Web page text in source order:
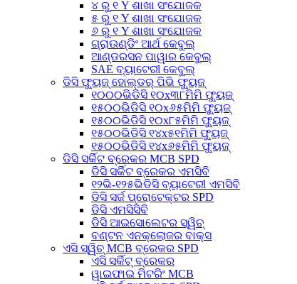
୪ ରୁ ୧ Y ଶାଖା ସଂଯୋଜକ
୫ ରୁ ୧ Y ଶାଖା ସଂଯୋଜକ
୬ ରୁ ୧ Y ଶାଖା ସଂଯୋଜକ
ଗ୍ରାଉଣ୍ଡିଂ ଆର୍ଥ କେବୁଲ୍
ଆଣ୍ଡରସନ ପାୱାର କେବୁଲ୍
SAE ବ୍ୟାଟେରୀ କେବୁଲ୍
ଡିସି ଫ୍ୟୁଜ୍ ହୋଲ୍ଡର୍ ପିଭି ଫ୍ୟୁଜ୍
୧୦୦୦ଭିଡିସି ୧୦x୩୮ମିମି ଫ୍ୟୁଜ୍
୧୫୦୦ଭିଡିସି ୧୦x୬୫ମିମି ଫ୍ୟୁଜ୍
୧୫୦୦ଭିଡିସି ୧୦x୮୫ମିମି ଫ୍ୟୁଜ୍
୧୫୦୦ଭିଡିସି ୧୪x୫୧ମିମି ଫ୍ୟୁଜ୍
୧୫୦୦ଭିଡିସି ୧୪x୬୫ମିମି ଫ୍ୟୁଜ୍
ଡିସି ସର୍କିଟ ବ୍ରେକର MCB SPD
ଡିସି ସର୍କିଟ ବ୍ରେକର ଏମସିବି
୧୨ଭି-୧୨୫ଭିଡିସି ବ୍ୟାଟେରୀ ଏମସିବି
ଡିସି ସର୍ଜ ପ୍ରୋଟେକ୍ଟର SPD
ଡିସି ଏମସିସିବି
ଡିସି ଆଇସୋଲେଟର ସ୍ୱିଚ୍
ବଣ୍ଟନ ଏନକ୍ଲୋଜର ବାକ୍ସ
ଏସି ସ୍ୱିଚ୍ MCB ବ୍ରେକର SPD
ଏସି ସର୍କିଟ୍ ବ୍ରେକର
ୱାଇଫାଇ ମିଟରିଂ MCB